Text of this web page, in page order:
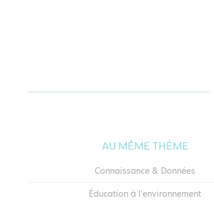
AU MÊME THÈME
Connaissance & Données
Éducation à l'environnement